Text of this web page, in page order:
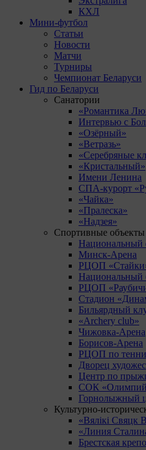
КХЛ
Мини-футбол
Статьи
Новости
Матчи
Турниры
Чемпионат Беларуси
Гид по Беларуси
Санатории
«Романтика
Интервью с
«Озёрный»
«Ветразь»
«Серебряные
«Кристальный»
Имени Ленина
СПА-курорт
«Чайка»
«Пралеска»
«Надзея»
Спортивные объекты
Национальный
Минск-Арена
РЦОП
Национальный
РЦОП
Стадион
Бильярдный
«Archery club»
Чижовка-Арена
Борисов-Арена
РЦОП по
Дворец
Центр по
СОК
Горнолыжный
Культурно-
«Вялікі Свяцк
«Линия
Брестская